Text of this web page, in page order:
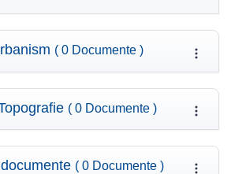
( 0 Documente )
( 0 Documente )
( 0 Documente )